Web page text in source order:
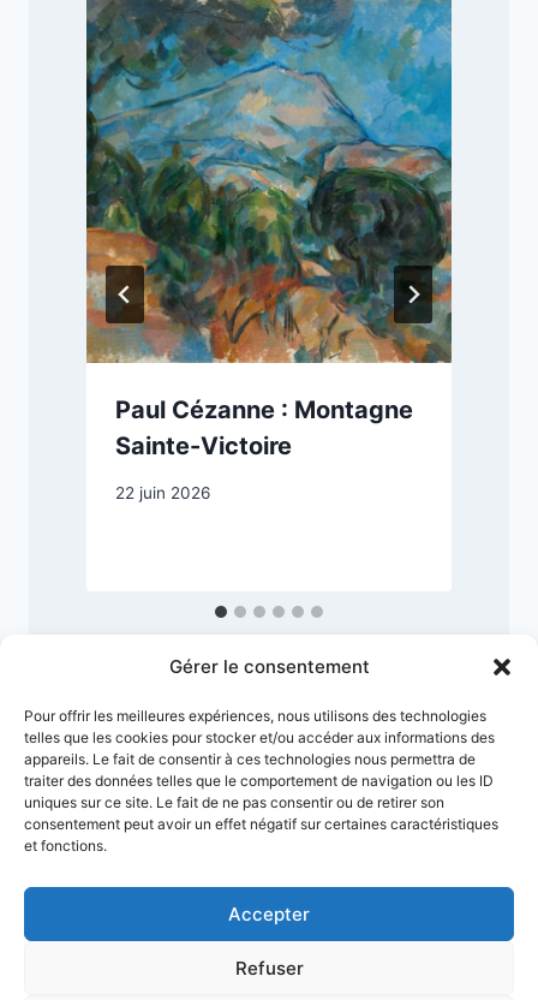
Gérer le consentement
Pour offrir les meilleures expériences, nous utilisons des technologies
telles que les cookies pour stocker et/ou accéder aux informations des
appareils. Le fait de consentir à ces technologies nous permettra de
traiter des données telles que le comportement de navigation ou les ID
uniques sur ce site. Le fait de ne pas consentir ou de retirer son
consentement peut avoir un effet négatif sur certaines caractéristiques
et fonctions.
Accepter
Refuser
Paul Cézanne : Montagne
Sainte-Victoire
22 juin 2026
Conditions générales
Politique de confidentialité